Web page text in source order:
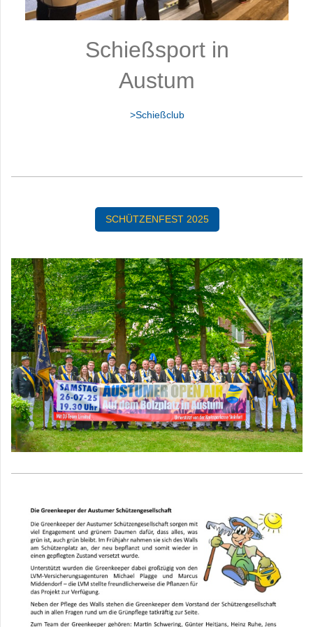
Schießsport in
Austum
>Schießclub
SCHÜTZENFEST 2025